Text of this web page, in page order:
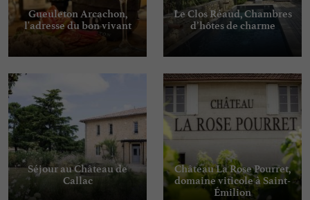
Gueuleton Arcachon,
l'adresse du bon vivant
Le Clos Réaud, Chambres
d’hôtes de charme
Séjour au Château de
Callac
Château La Rose Pourret,
domaine viticole à Saint-
Émilion